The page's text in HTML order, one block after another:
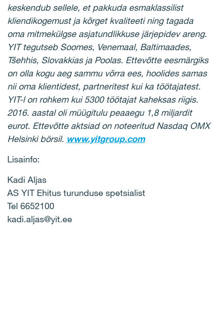
keskendub sellele, et pakkuda esmaklassilist
kliendikogemust ja kõrget kvaliteeti ning tagada
oma mitmekülgse asjatundlikkuse järjepidev areng.
YIT tegutseb Soomes, Venemaal, Baltimaades,
Tšehhis, Slovakkias ja Poolas. Ettevõtte eesmärgiks
on olla kogu aeg sammu võrra ees, hoolides samas
nii oma klientidest, partneritest kui ka töötajatest.
YIT-l on rohkem kui 5300 töötajat kaheksas riigis.
2016. aastal oli müügitulu peaaegu 1,8 miljardit
eurot. Ettevõtte aktsiad on noteeritud Nasdaq OMX
Helsinki börsil. www.yitgroup.com
Lisainfo:
Kadi Aljas
AS YIT Ehitus turunduse spetsialist
Tel 6652100
kadi.aljas@yit.ee